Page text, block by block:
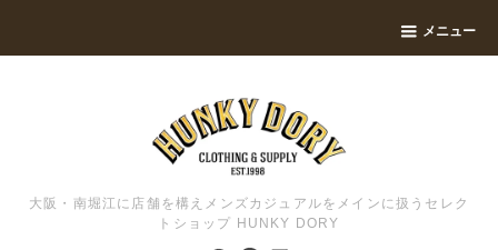
メニュー
大阪・南堀江に店舗を構えメンズカジュアルをメインに扱うセレク
トショップ HUNKY DORY